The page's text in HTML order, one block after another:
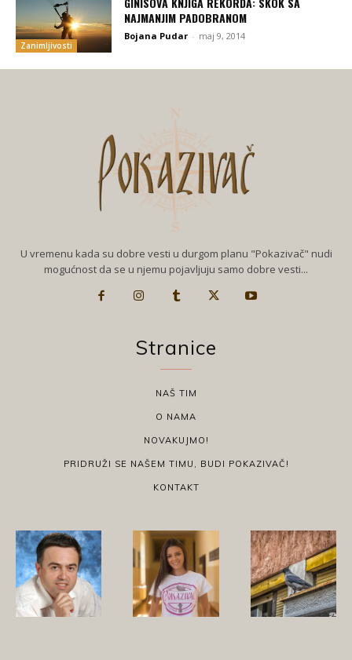
Zanimljivosti
NAJMANJIM PADOBRANOM
Bojana Pudar - maj 9, 2014
U vremenu kada su dobre vesti u durgom planu "Pokazivač" nudi
mogućnost da se u njemu pojavljuju samo dobre vesti...
Stranice
NAŠ TIM
O NAMA
NOVAKUJMO!
PRIDRUŽI SE NAŠEM TIMU, BUDI POKAZIVAČ!
KONTAKT